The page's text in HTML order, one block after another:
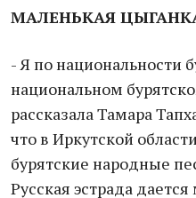
МАЛЕНЬКАЯ
- Я по национальности
национальном
рассказала Тамара
что в Иркутской
бурятские народные
Русская эстрада